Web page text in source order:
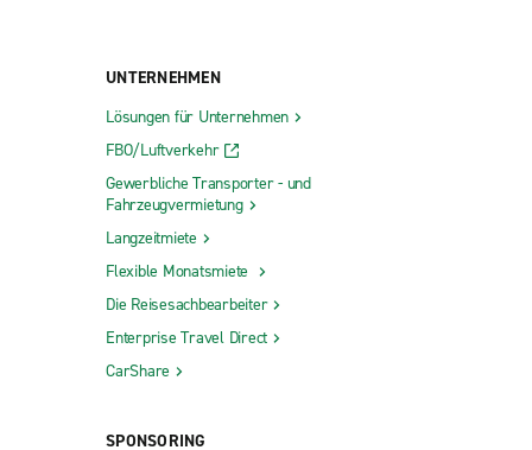
UNTERNEHMEN
Lösungen für Unternehmen
FBO/Luftverkehr
Gewerbliche Transporter - und
Fahrzeugvermietung
Langzeitmiete
Flexible Monatsmiete
Die Reisesachbearbeiter
Enterprise Travel Direct
CarShare
SPONSORING